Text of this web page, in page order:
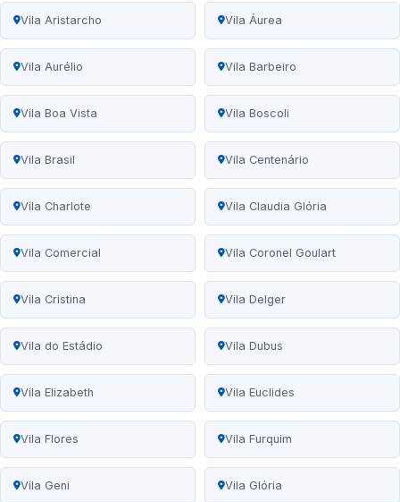
Vila Aristarcho Vila Áurea
Vila Aurélio Vila Barbeiro
Vila Boa Vista Vila Boscoli
Vila Brasil Vila Centenário
Vila Charlote Vila Claudia Glória
Vila Comercial Vila Coronel Goulart
Vila Cristina Vila Delger
Vila do Estádio Vila Dubus
Vila Elizabeth Vila Euclides
Vila Flores Vila Furquim
Vila Geni Vila Glória